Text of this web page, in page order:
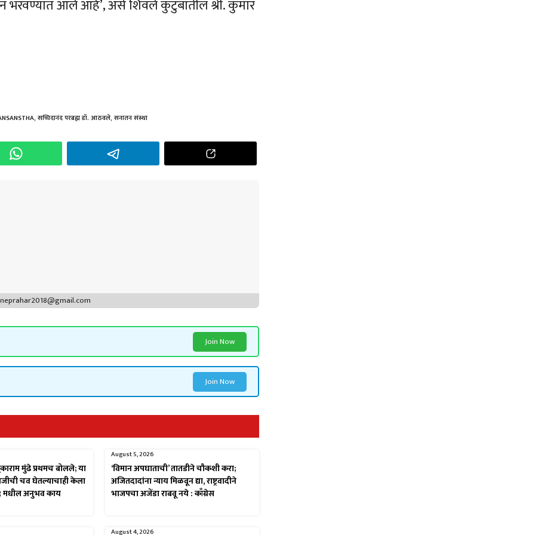
भरवण्यात आले आहे’, असे शिवले कुटुंबातील श्री. कुमार
, सच्चिदानंद परब्रह्म डॉ. आठवले, सनातन संस्था
Join Now
Join Now
मुंढे प्रथमच बोलले; या
चव घेतल्याचाही केला
मधील अनुभव काय
August 5, 2026
‘विमान अपघाताची’ तातडीने चौकशी करा;
अजितदादांना न्याय मिळवून द्या, राष्ट्रवादीने
भाजपचा अजेंडा राबवू नये : काँग्रेस
August 4, 2026